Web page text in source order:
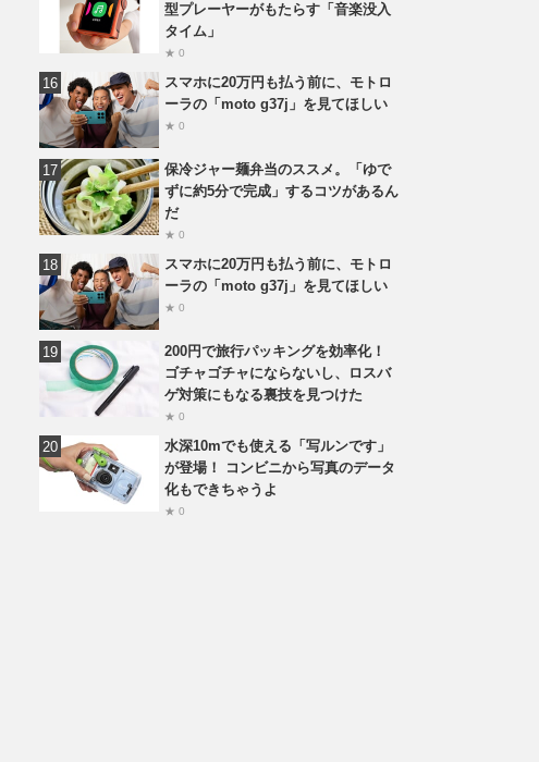
型プレーヤーがもたらす「音楽没入
タイム」
★ 0
スマホに20万円も払う前に、モトロ
ーラの「moto g37j」を見てほしい
★ 0
保冷ジャー麺弁当のススメ。「ゆで
ずに約5分で完成」するコツがあるん
だ
★ 0
スマホに20万円も払う前に、モトロ
ーラの「moto g37j」を見てほしい
★ 0
200円で旅行パッキングを効率化！
ゴチャゴチャにならないし、ロスバ
ゲ対策にもなる裏技を見つけた
★ 0
水深10mでも使える「写ルンです」
が登場！ コンビニから写真のデータ
化もできちゃうよ
★ 0